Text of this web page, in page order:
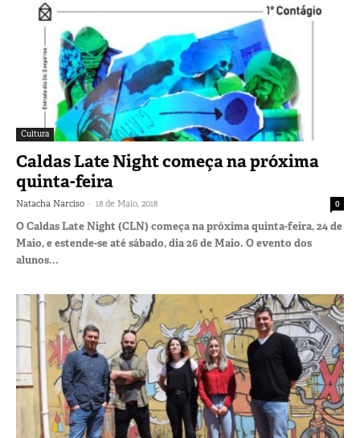
Cultura
Caldas Late Night começa na próxima
quinta-feira
Natacha Narciso - 18 de Maio, 2018 0
O Caldas Late Night (CLN) começa na próxima quinta-feira, 24 de
Maio, e estende-se até sábado, dia 26 de Maio. O evento dos
alunos...